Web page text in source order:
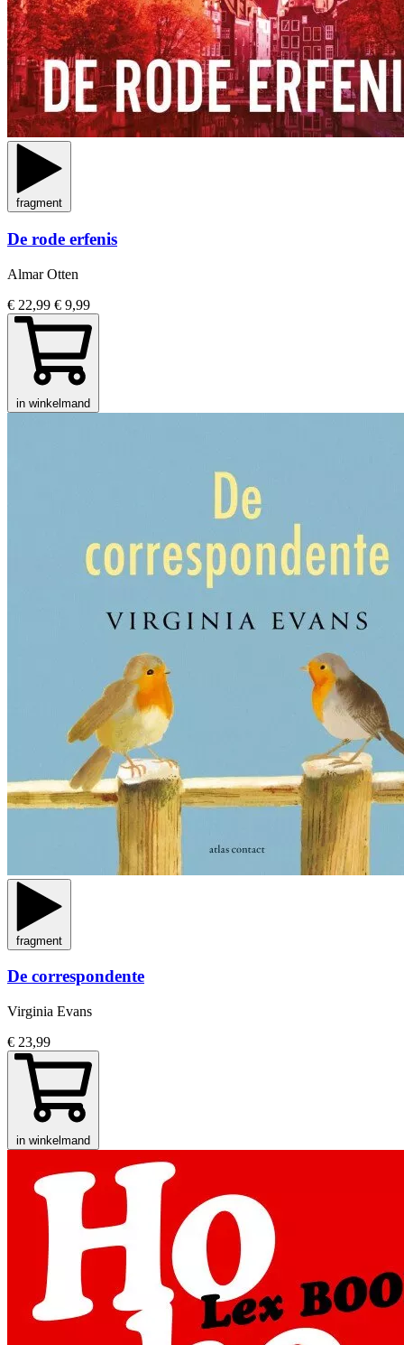
fragment
De rode erfenis
Almar Otten
€ 22,99 € 9,99
in winkelmand
fragment
De correspondente
Virginia Evans
€ 23,99
in winkelmand